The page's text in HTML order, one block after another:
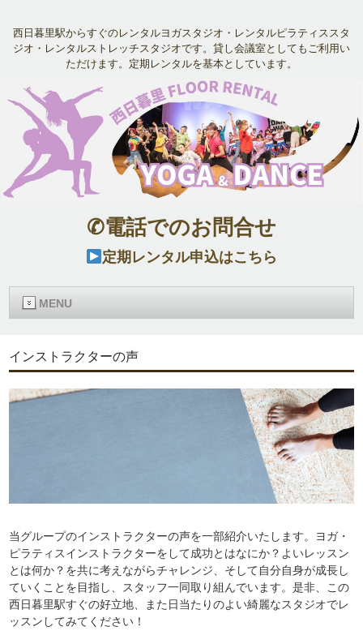
西日暮里駅からすぐのレンタルヨガスタジオ・レンタルピラティススタ
ジオ・レンタルストレッチスタジオです。貸し会議室としてもご利用い
ただけます。定期レンタルを基本としています。
✆電話でのお問合せ
定期レンタル申込はこちら
MENU
インストラクターの声
当グループのインストラクターの声を一部紹介いたします。ヨガ・
ピラティスインストラクターをして成功とはなにか？よいレッスン
とは何か？を共に考えながらチャレンジ、そして自分自身が成長し
ていくことを目指し、スタッフ一同取り組んでいます。是非、この
西日暮里駅すぐの好立地、また日当たりのよい綺麗なスタジオでレ
ッスンしてみてください！